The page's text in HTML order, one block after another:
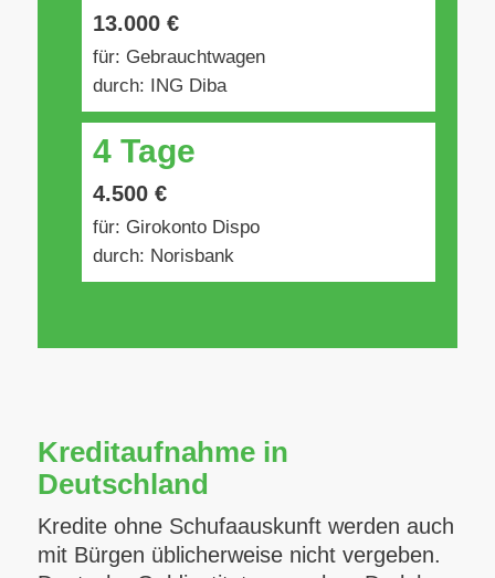
13.000 €
für: Gebrauchtwagen
durch: ING Diba
4 Tage
4.500 €
für: Girokonto Dispo
durch: Norisbank
Kreditaufnahme in
Deutschland
Kredite ohne Schufaauskunft werden auch
mit Bürgen üblicherweise nicht vergeben.